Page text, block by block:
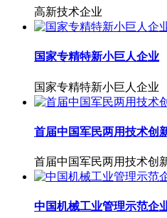
高新技术企业
国家专精特新小巨人企业
国家专精特新小巨人企业
首届中国军民两用技术创
首届中国军民两用技术创
中国机械工业管理示范企